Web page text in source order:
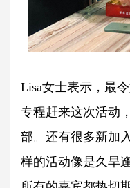
Lisa女士表示，最
专程赶来这次活动
部。还有很多新加
样的活动像是久旱